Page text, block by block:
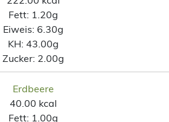
Fett: 1.20g
Eiweis: 6.30g
KH: 43.00g
Zucker: 2.00g
Erdbeere
40.00 kcal
Fett: 1.00g